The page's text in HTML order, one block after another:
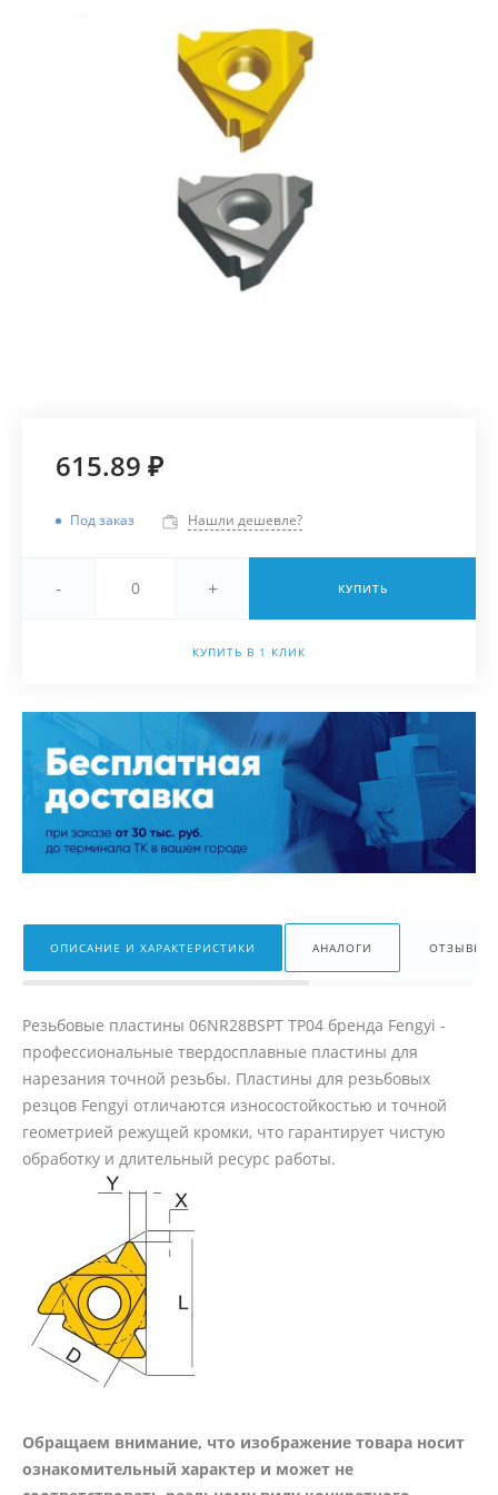
615.89 ₽
Под заказ Нашли дешевле?
- + КУПИТЬ
КУПИТЬ В 1 КЛИК
ОПИСАНИЕ И ХАРАКТЕРИСТИКИ АНАЛОГИ ОТЗЫВЫ
Резьбовые пластины 06NR28BSPT TP04 бренда Fengyi -
профессиональные твердосплавные пластины для
нарезания точной резьбы. Пластины для резьбовых
резцов Fengyi отличаются износостойкостью и точной
геометрией режущей кромки, что гарантирует чистую
обработку и длительный ресурс работы.
Обращаем внимание, что изображение товара носит
ознакомительный характер и может не